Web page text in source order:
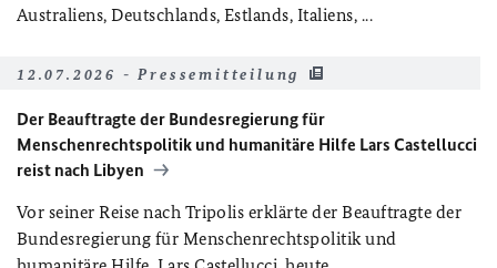
Australiens, Deutschlands, Estlands, Italiens, ...
12.07.2026 - Pressemitteilung
Der Beauftragte der Bundesregierung für
Menschenrechtspolitik und humanitäre Hilfe Lars Castellucci
reist nach Libyen
Vor seiner Reise nach Tripolis erklärte der Beauftragte der
Bundesregierung für Menschenrechtspolitik und